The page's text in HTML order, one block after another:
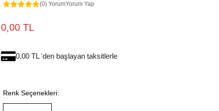
(0) YorumYorum Yap
0,00 TL
0,00 TL 'den başlayan taksitlerle
Renk Seçenekleri: